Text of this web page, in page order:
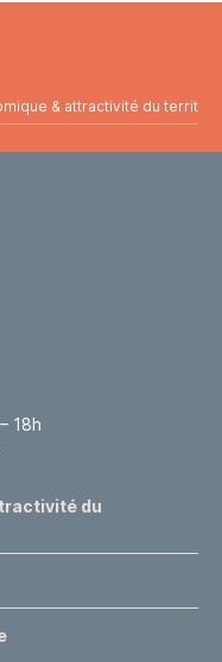
& attractivité du
18h
du